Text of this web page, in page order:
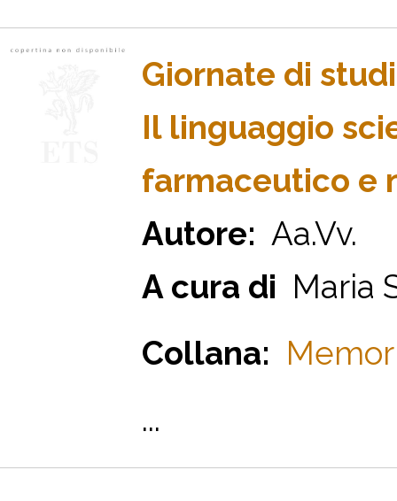
Giornate di
Il linguaggio
farmaceutico e
Autore: Aa.Vv.
A cura di Maria
Collana:
...